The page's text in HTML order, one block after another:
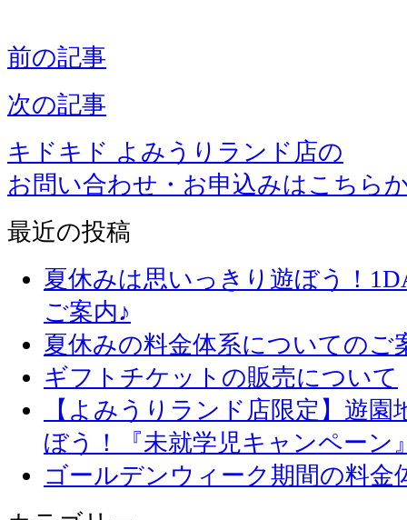
前の記事
次の記事
キドキド よみうりランド店の
お問い合わせ・お申込みはこちら
最近の投稿
夏休みは思いっきり遊ぼう！
ご案内♪
夏休みの料金体系についてのご
ギフトチケットの販売について
【よみうりランド店限定】遊
ぼう！『未就学児キャンペーン
ゴールデンウィーク期間の料金